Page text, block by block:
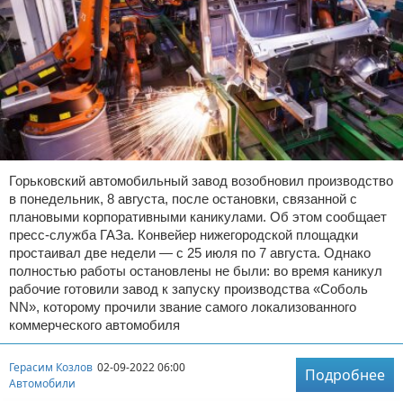
Горьковский автомобильный завод возобновил производство
в понедельник, 8 августа, после остановки, связанной с
плановыми корпоративными каникулами. Об этом сообщает
пресс-служба ГАЗа. Конвейер нижегородской площадки
простаивал две недели — с 25 июля по 7 августа. Однако
полностью работы остановлены не были: во время каникул
рабочие готовили завод к запуску производства «Соболь
NN», которому прочили звание самого локализованного
коммерческого автомобиля
Герасим Козлов 02-09-2022 06:00
Автомобили
Подробнее